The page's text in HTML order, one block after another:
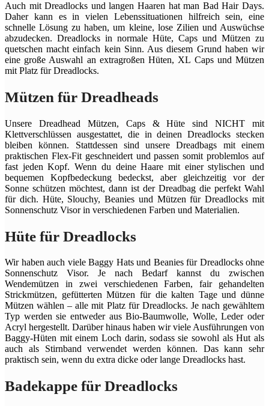
Auch mit Dreadlocks und langen Haaren hat man Bad Hair Days.
Daher kann es in vielen Lebenssituationen hilfreich sein, eine
schnelle Lösung zu haben, um kleine, lose Zilien und Auswüchse
abzudecken. Dreadlocks in normale Hüte, Caps und Mützen zu
quetschen macht einfach kein Sinn. Aus diesem Grund haben wir
eine große Auswahl an extragroßen Hüten, XL Caps und Mützen
mit Platz für Dreadlocks.
Mützen für Dreadheads
Unsere Dreadhead Mützen, Caps & Hüte sind NICHT mit
Klettverschlüssen ausgestattet, die in deinen Dreadlocks stecken
bleiben können. Stattdessen sind unsere Dreadbags mit einem
praktischen Flex-Fit geschneidert und passen somit problemlos auf
fast jeden Kopf. Wenn du deine Haare mit einer stylischen und
bequemen Kopfbedeckung bedeckst, aber gleichzeitig vor der
Sonne schützen möchtest, dann ist der Dreadbag die perfekt Wahl
für dich. Hüte, Slouchy, Beanies und Mützen für Dreadlocks mit
Sonnenschutz Visor in verschiedenen Farben und Materialien.
Hüte für Dreadlocks
Wir haben auch viele Baggy Hats und Beanies für Dreadlocks ohne
Sonnenschutz Visor. Je nach Bedarf kannst du zwischen
Wendemützen in zwei verschiedenen Farben, fair gehandelten
Strickmützen, gefütterten Mützen für die kalten Tage und dünne
Mützen wählen – alle mit Platz für Dreadlocks. Je nach gewähltem
Typ werden sie entweder aus Bio-Baumwolle, Wolle, Leder oder
Acryl hergestellt. Darüber hinaus haben wir viele Ausführungen von
Baggy-Hüten mit einem Loch darin, sodass sie sowohl als Hut als
auch als Stirnband verwendet werden können. Das kann sehr
praktisch sein, wenn du extra dicke oder lange Dreadlocks hast.
Badekappe für Dreadlocks